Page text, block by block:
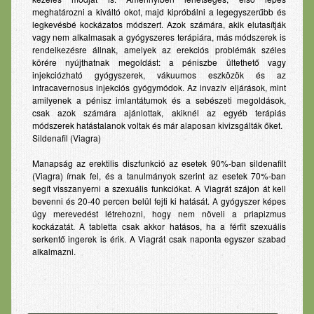
meghatározni a kiváltó okot, majd kipróbálni a legegyszerűbb és
legkevésbé kockázatos módszert. Azok számára, akik elutasítják
vagy nem alkalmasak a gyógyszeres terápiára, más módszerek is
rendelkezésre állnak, amelyek az erekciós problémák széles
körére nyújthatnak megoldást: a péniszbe ültethető vagy
injekciózható gyógyszerek, vákuumos eszközök és az
intracavernosus injekciós gyógymódok. Az invazív eljárások, mint
amilyenek a pénisz imlantátumok és a sebészeti megoldások,
csak azok számára ajánlottak, akiknél az egyéb terápiás
módszerek hatástalanok voltak és már alaposan kivizsgálták őket.
Sildenafil (Viagra)
Manapság az erektilis diszfunkció az esetek 90%-ban sildenafilt
(Viagra) írnak fel, és a tanulmányok szerint az esetek 70%-ban
segít visszanyerni a szexuális funkciókat. A Viagrát szájon át kell
bevenni és 20-40 percen belül fejti ki hatását. A gyógyszer képes
úgy merevedést létrehozni, hogy nem növeli a priapizmus
kockázatát. A tabletta csak akkor hatásos, ha a férfit szexuális
serkentő ingerek is érik. A Viagrát csak naponta egyszer szabad
alkalmazni.